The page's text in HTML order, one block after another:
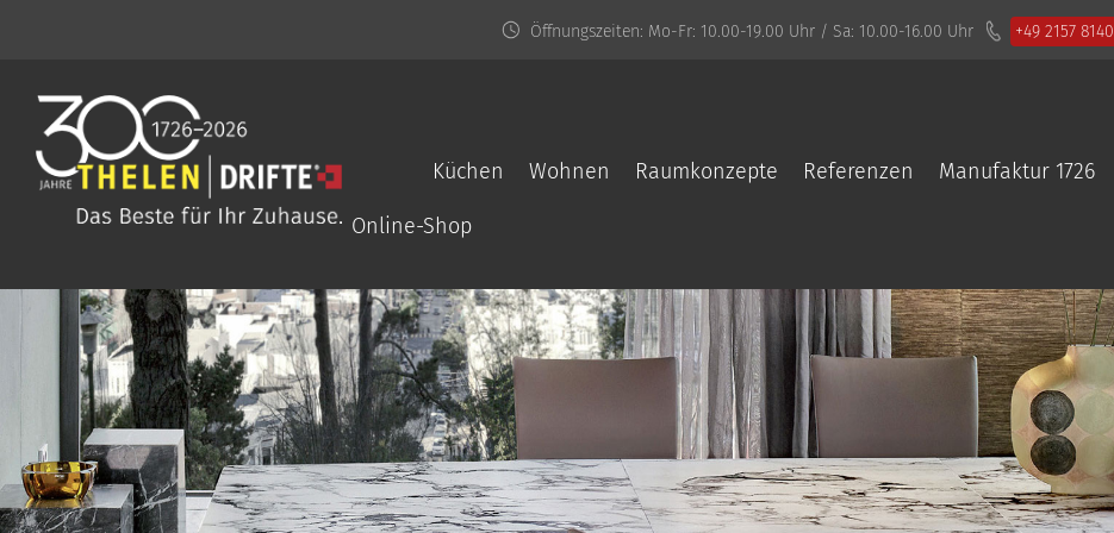
Öffnungszeiten: Mo-Fr: 10.00-19.00 Uhr / Sa: 10.00-16.00 Uhr +49 2157 8140
Küchen Wohnen Raumkonzepte Referenzen Manufaktur 1726
Online-Shop